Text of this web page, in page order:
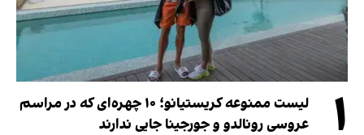
۱
لیست ممنوعه کریستیانو؛ ۱۰ چهره‌ای که در مراسم
عروسی رونالدو و جورجینا جایی ندارند